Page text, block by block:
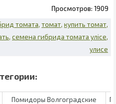
1909
томата томат купить томат
семена гибрида томата улісе
улисе
Помидоры Волгоградские